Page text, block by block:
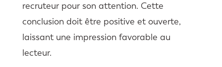
recruteur pour son attention. Cette
conclusion doit être positive et ouverte,
laissant une impression favorable au
lecteur.